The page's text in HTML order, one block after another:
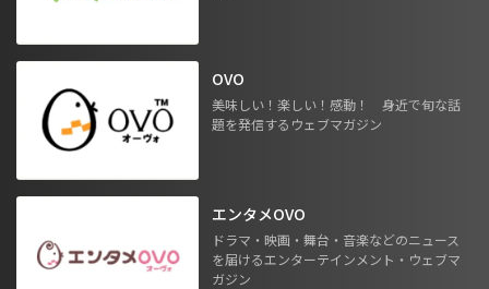
OVO
美味しい！楽しい！感動！ 身近で旬な話
題を発信するウェブマガジン
エンタメOVO
ドラマ・映画・舞台・音楽などのニュース
を届けるエンターテインメント・ウェブマ
ガジン